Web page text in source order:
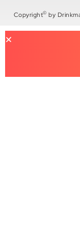
Copyright© by